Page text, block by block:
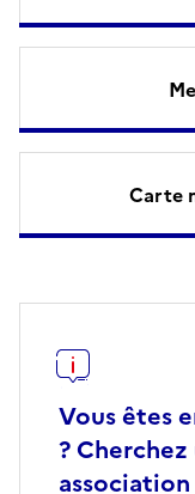
Carte
Vous êtes
?
association